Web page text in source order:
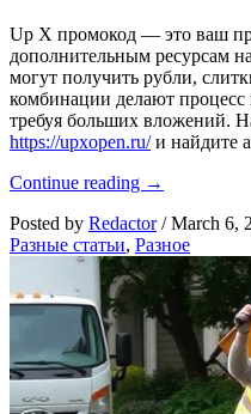
Up X промокод — это ваш
дополнительным ресурсам
могут получить рубли,
комбинации делают процесс
требуя больших вложений.
https://upxopen.ru/и найдите
Continue reading Up
промокод:
открываем
новые
возможности
для
игры
→
Posted by Redactor / March 6,
Разные статьи, Разное